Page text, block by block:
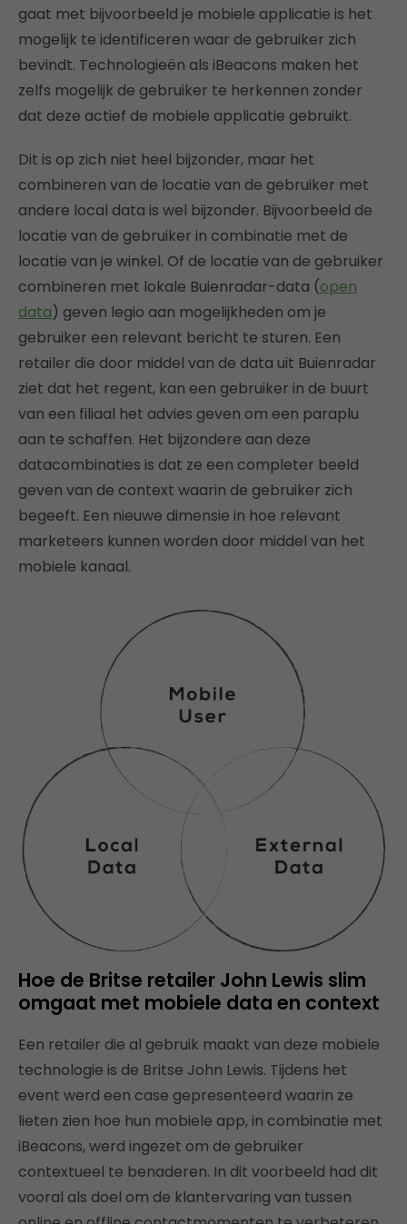
gaat met bijvoorbeeld je mobiele applicatie is het
mogelijk te identificeren waar de gebruiker zich
bevindt. Technologieën als iBeacons maken het
zelfs mogelijk de gebruiker te herkennen zonder
dat deze actief de mobiele applicatie gebruikt.
Dit is op zich niet heel bijzonder, maar het
combineren van de locatie van de gebruiker met
andere local data is wel bijzonder. Bijvoorbeeld de
locatie van de gebruiker in combinatie met de
locatie van je winkel. Of de locatie van de gebruiker
combineren met lokale Buienradar-data (open
data) geven legio aan mogelijkheden om je
gebruiker een relevant bericht te sturen. Een
retailer die door middel van de data uit Buienradar
ziet dat het regent, kan een gebruiker in de buurt
van een filiaal het advies geven om een paraplu
aan te schaffen. Het bijzondere aan deze
datacombinaties is dat ze een completer beeld
geven van de context waarin de gebruiker zich
begeeft. Een nieuwe dimensie in hoe relevant
marketeers kunnen worden door middel van het
mobiele kanaal.
Hoe de Britse retailer John Lewis slim
omgaat met mobiele data en context
Een retailer die al gebruik maakt van deze mobiele
technologie is de Britse John Lewis. Tijdens het
event werd een case gepresenteerd waarin ze
lieten zien hoe hun mobiele app, in combinatie met
iBeacons, werd ingezet om de gebruiker
contextueel te benaderen. In dit voorbeeld had dit
vooral als doel om de klantervaring van tussen